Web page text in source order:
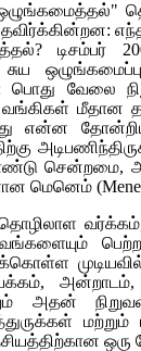
டிசம்பர்
பொது வேலை
மீதான
என்ன
சென்றமை,
மெனெம்
அதன்
ஒரு